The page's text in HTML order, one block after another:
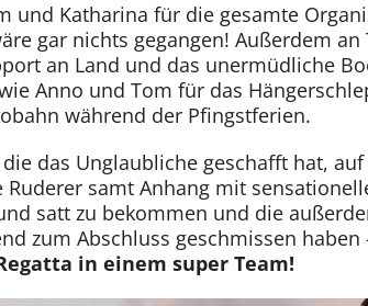
und Katharina für die gesamte
gar nichts gegangen! Außerdem an
an Land und das unermüdliche
Anno und Tom für das
während der Pfingstferien.
das Unglaubliche geschafft hat,
samt Anhang mit
satt zu bekommen und die
zum Abschluss geschmissen haben
in einem super Team!